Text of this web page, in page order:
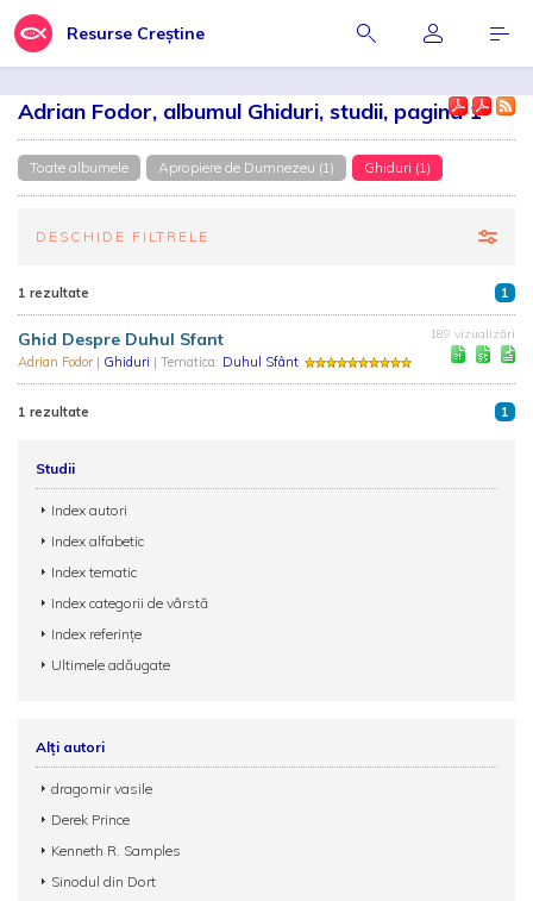
Resurse Creștine
Adrian Fodor, albumul Ghiduri, studii, pagina 1
Toate albumele Apropiere de Dumnezeu (1) Ghiduri (1)
DESCHIDE FILTRELE
1 rezultate 1
Ghid Despre Duhul Sfant
Adrian Fodor | Ghiduri | Tematica: Duhul Sfânt
189 vizualizări
1 rezultate 1
Studii
Index autori
Index alfabetic
Index tematic
Index categorii de vârstă
Index referințe
Ultimele adăugate
Alți autori
dragomir vasile
Derek Prince
Kenneth R. Samples
Sinodul din Dort